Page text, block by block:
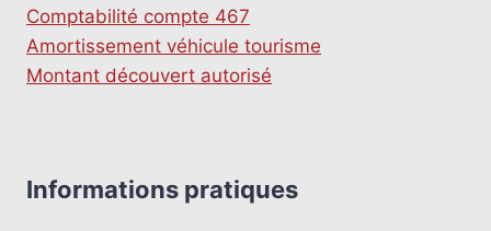
Comptabilité compte 467
Amortissement véhicule tourisme
Montant découvert autorisé
Informations pratiques